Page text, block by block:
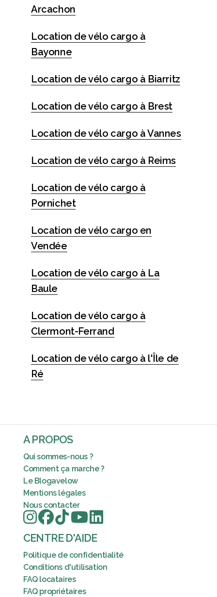
Arcachon
Location de vélo cargo à
Bayonne
Location de vélo cargo à Biarritz
Location de vélo cargo à Brest
Location de vélo cargo à Vannes
Location de vélo cargo à Reims
Location de vélo cargo à
Pornichet
Location de vélo cargo en
Vendée
Location de vélo cargo à La
Baule
Location de vélo cargo à
Clermont-Ferrand
Location de vélo cargo à l'Île de
Ré
A PROPOS
Qui sommes-nous ?
Comment ça marche ?
Le Blogavelow
Mentions légales
Nous contacter
CENTRE D'AIDE
Politique de confidentialité
Conditions d'utilisation
FAQ locataires
FAQ propriétaires